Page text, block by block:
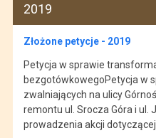
2019
Złożone petycje - 2019
Petycja w sprawie
bezgotówkowegoPetycja w
zwalniających na ulicy
remontu ul. Srocza Góra i ul.
prowadzenia akcji dotyczącej…